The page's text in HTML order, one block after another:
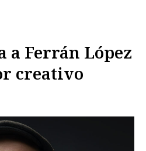
a Ferrán López
creativo